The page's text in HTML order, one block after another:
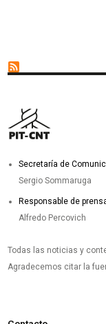
Secretaría de
Sergio Sommaruga
Responsable de
Alfredo Percovich
Todas las noticias y
Agradecemos citar la